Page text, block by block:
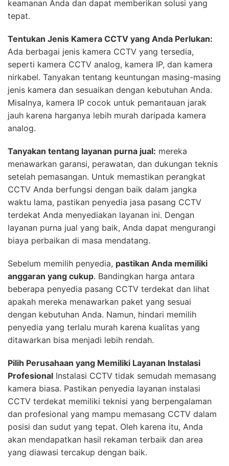
keamanan Anda dan dapat memberikan solusi yang
tepat.
Tentukan Jenis Kamera CCTV yang Anda Perlukan:
Ada berbagai jenis kamera CCTV yang tersedia,
seperti kamera CCTV analog, kamera IP, dan kamera
nirkabel. Tanyakan tentang keuntungan masing-masing
jenis kamera dan sesuaikan dengan kebutuhan Anda.
Misalnya, kamera IP cocok untuk pemantauan jarak
jauh karena harganya lebih murah daripada kamera
analog.
Tanyakan tentang layanan purna jual: mereka
menawarkan garansi, perawatan, dan dukungan teknis
setelah pemasangan. Untuk memastikan perangkat
CCTV Anda berfungsi dengan baik dalam jangka
waktu lama, pastikan penyedia jasa pasang CCTV
terdekat Anda menyediakan layanan ini. Dengan
layanan purna jual yang baik, Anda dapat mengurangi
biaya perbaikan di masa mendatang.
Sebelum memilih penyedia, pastikan Anda memiliki
anggaran yang cukup. Bandingkan harga antara
beberapa penyedia pasang CCTV terdekat dan lihat
apakah mereka menawarkan paket yang sesuai
dengan kebutuhan Anda. Namun, hindari memilih
penyedia yang terlalu murah karena kualitas yang
ditawarkan bisa menjadi lebih rendah.
Pilih Perusahaan yang Memiliki Layanan Instalasi
Profesional Instalasi CCTV tidak semudah memasang
kamera biasa. Pastikan penyedia layanan instalasi
CCTV terdekat memiliki teknisi yang berpengalaman
dan profesional yang mampu memasang CCTV dalam
posisi dan sudut yang tepat. Oleh karena itu, Anda
akan mendapatkan hasil rekaman terbaik dan area
yang diawasi tercakup dengan baik.